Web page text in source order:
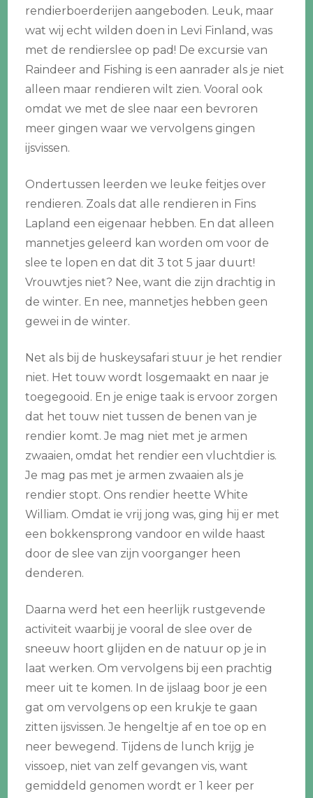
rendierboerderijen aangeboden. Leuk, maar
wat wij echt wilden doen in Levi Finland, was
met de rendierslee op pad! De excursie van
Raindeer and Fishing is een aanrader als je niet
alleen maar rendieren wilt zien. Vooral ook
omdat we met de slee naar een bevroren
meer gingen waar we vervolgens gingen
ijsvissen.
Ondertussen leerden we leuke feitjes over
rendieren. Zoals dat alle rendieren in Fins
Lapland een eigenaar hebben. En dat alleen
mannetjes geleerd kan worden om voor de
slee te lopen en dat dit 3 tot 5 jaar duurt!
Vrouwtjes niet? Nee, want die zijn drachtig in
de winter. En nee, mannetjes hebben geen
gewei in de winter.
Net als bij de huskeysafari stuur je het rendier
niet. Het touw wordt losgemaakt en naar je
toegegooid. En je enige taak is ervoor zorgen
dat het touw niet tussen de benen van je
rendier komt. Je mag niet met je armen
zwaaien, omdat het rendier een vluchtdier is.
Je mag pas met je armen zwaaien als je
rendier stopt. Ons rendier heette White
William. Omdat ie vrij jong was, ging hij er met
een bokkensprong vandoor en wilde haast
door de slee van zijn voorganger heen
denderen.
Daarna werd het een heerlijk rustgevende
activiteit waarbij je vooral de slee over de
sneeuw hoort glijden en de natuur op je in
laat werken. Om vervolgens bij een prachtig
meer uit te komen. In de ijslaag boor je een
gat om vervolgens op een krukje te gaan
zitten ijsvissen. Je hengeltje af en toe op en
neer bewegend. Tijdens de lunch krijg je
vissoep, niet van zelf gevangen vis, want
gemiddeld genomen wordt er 1 keer per